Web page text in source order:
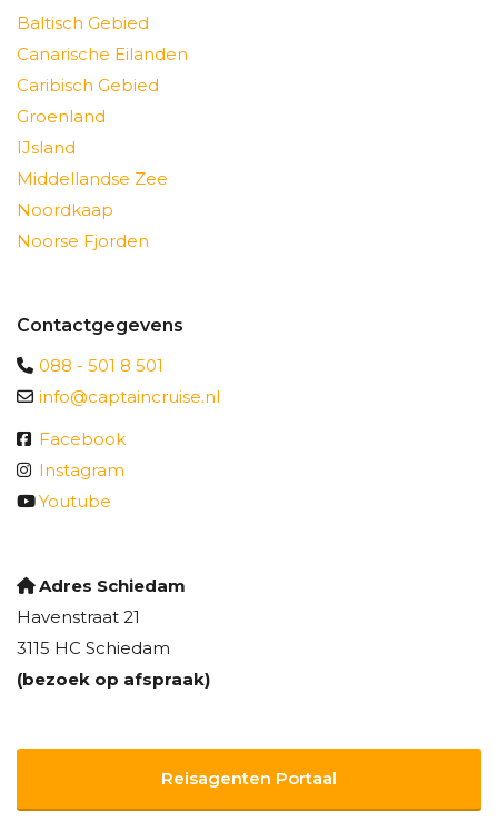
Baltisch Gebied
Canarische Eilanden
Caribisch Gebied
Groenland
IJsland
Middellandse Zee
Noordkaap
Noorse Fjorden
Contactgegevens
088 - 501 8 501
info@captaincruise.nl
Facebook
Instagram
Youtube
Adres Schiedam
Havenstraat 21
3115 HC Schiedam
(bezoek op afspraak)
Reisagenten Portaal